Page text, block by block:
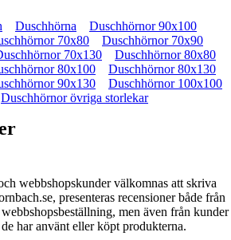
Duschhörna
Duschhörnor 90x100
70x80
Duschhörnor 70x90
70x130
Duschhörnor 80x80
80x100
Duschhörnor 80x130
90x130
Duschhörnor 100x100
Duschhörnor övriga storlekar
webbshopskunder välkomnas att skriva
presenteras recensioner både från
men även från kunder
har använt eller köpt produkterna.